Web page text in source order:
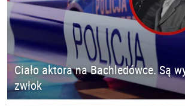
Ciało aktora na Bachledówce. Są
zwłok